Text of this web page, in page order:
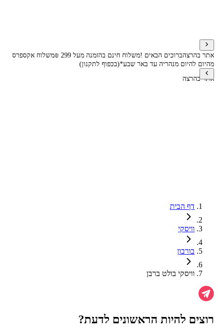
אתר בהרצהברוכים הבאים !משלוח חינם בהזמנה מעל 299 ₪
משלוח אקספרס
מהיום להיום מנהריה עד באר שבע*(בכפוף לתקנון)
אתר בהרצה
דף הבית
וויסקי
בורבון
וויסקי בולט ברבן
רוצים להיות הראשונים לדעת?